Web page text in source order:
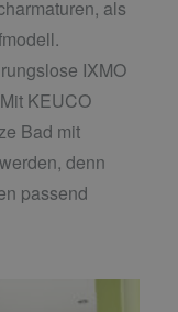
als
IXMO
KEUCO
Bad mit
denn
passend